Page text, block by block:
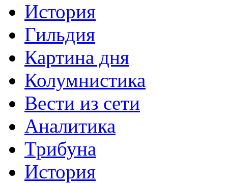
История
Гильдия
Картина дня
Колумнистика
Вести из сети
Аналитика
Трибуна
История